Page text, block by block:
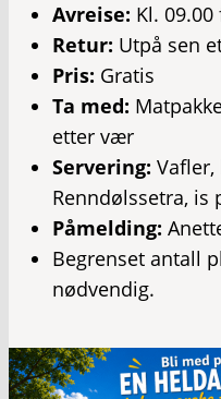
Avreise: Kl.
Retur: Utpå sen
Pris: Gratis
Ta med:
etter vær
Servering: Vafler,
Renndølssetra, is
Påmelding:
Begrenset antall
nødvendig.